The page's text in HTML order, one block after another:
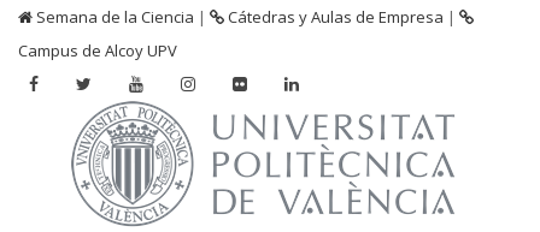
Semana de la Ciencia | Cátedras y Aulas de Empresa |
Campus de Alcoy UPV